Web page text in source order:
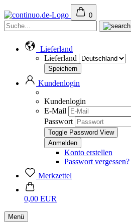
0
Lieferland
Lieferland
Kundenlogin
Kundenlogin
E-Mail
Passwort
Toggle Password View
Konto erstellen
Passwort vergessen?
Merkzettel
0,00 EUR
Menü